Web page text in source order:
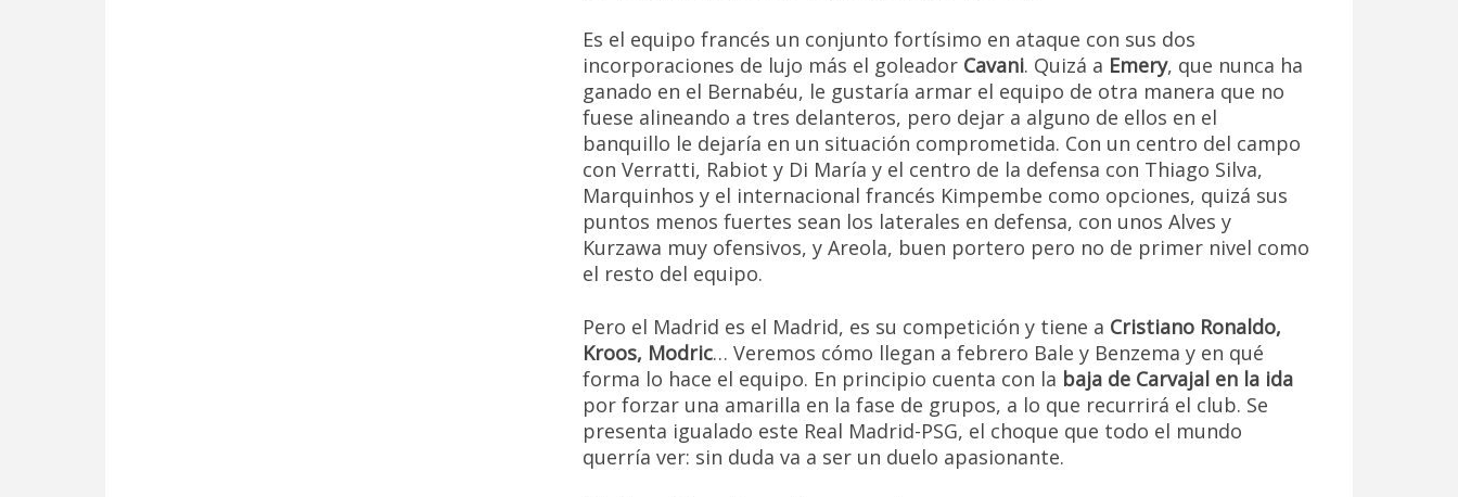
Es el equipo francés un conjunto fortísimo en ataque con sus dos
incorporaciones de lujo más el goleador Cavani. Quizá a Emery, que nunca ha
ganado en el Bernabéu, le gustaría armar el equipo de otra manera que no
fuese alineando a tres delanteros, pero dejar a alguno de ellos en el
banquillo le dejaría en un situación comprometida. Con un centro del campo
con Verratti, Rabiot y Di María y el centro de la defensa con Thiago Silva,
Marquinhos y el internacional francés Kimpembe como opciones, quizá sus
puntos menos fuertes sean los laterales en defensa, con unos Alves y
Kurzawa muy ofensivos, y Areola, buen portero pero no de primer nivel como
el resto del equipo.
Pero el Madrid es el Madrid, es su competición y tiene a Cristiano Ronaldo,
Kroos, Modric… Veremos cómo llegan a febrero Bale y Benzema y en qué
forma lo hace el equipo. En principio cuenta con la baja de Carvajal en la ida
por forzar una amarilla en la fase de grupos, a lo que recurrirá el club. Se
presenta igualado este Real Madrid-PSG, el choque que todo el mundo
querría ver: sin duda va a ser un duelo apasionante.